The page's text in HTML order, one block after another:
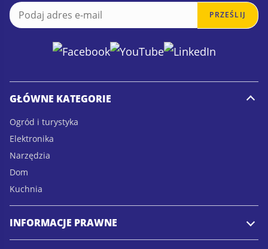
a
i
l
E
m
PRZEŚLIJ
GŁÓWNE KATEGORIE
Ogród i turystyka
Elektronika
Narzędzia
Dom
Kuchnia
INFORMACJE PRAWNE